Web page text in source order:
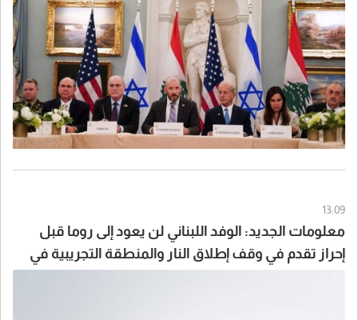
13:09
معلومات الجديد: الوفد اللبناني لن يعود إلى روما قبل
إحراز تقدم في وقف إطلاق النار والمنطقة التجريبية في